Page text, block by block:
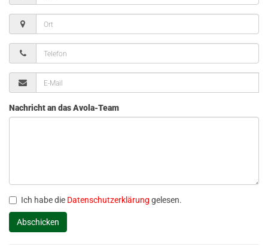
Nachricht an das Avola-Team
Ich habe die Datenschutzerklärung gelesen.